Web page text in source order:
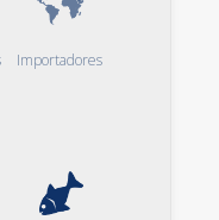
Importadores